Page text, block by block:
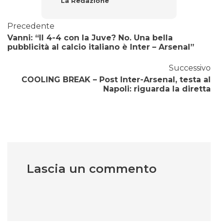
Precedente
Vanni: “Il 4-4 con la Juve? No. Una bella
pubblicità al calcio italiano è Inter – Arsenal”
Successivo
COOLING BREAK – Post Inter-Arsenal, testa al
Napoli: riguarda la diretta
Lascia un commento